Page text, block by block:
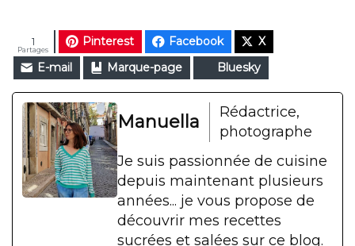
Pinterest Facebook
X
E-mail
Marque-page Bluesky
Partages
1
Manuella
Rédactrice,
photographe
Je suis passionnée de cuisine
depuis maintenant plusieurs
années... je vous propose de
découvrir mes recettes
sucrées et salées sur ce blog.